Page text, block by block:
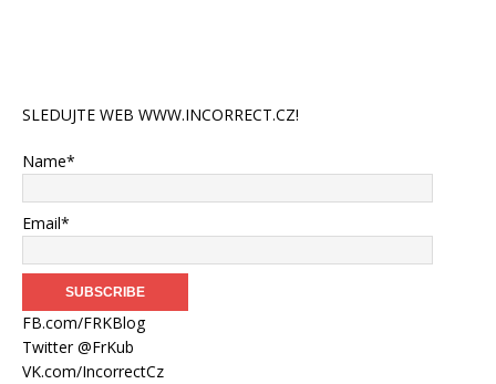
SLEDUJTE WEB WWW.INCORRECT.CZ!
Name*
Email*
FB.com/FRKBlog
Twitter @FrKub
VK.com/IncorrectCz